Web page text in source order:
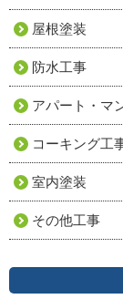
屋根塗装
防水工事
アパート・マ
コーキング工
室内塗装
その他工事